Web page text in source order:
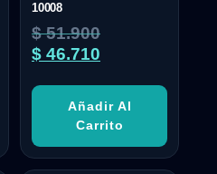
10008
$51.900
$ 46.710
Añadir Al
Carrito